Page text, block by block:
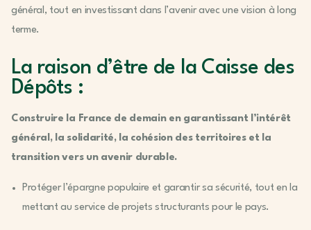
général, tout en investissant dans l’avenir avec une vision à long
terme.
La raison d’être de la Caisse des
Dépôts :
Construire la France de demain en garantissant l’intérêt
général, la solidarité, la cohésion des territoires et la
transition vers un avenir durable.
Protéger l’épargne populaire et garantir sa sécurité, tout en la
mettant au service de projets structurants pour le pays.